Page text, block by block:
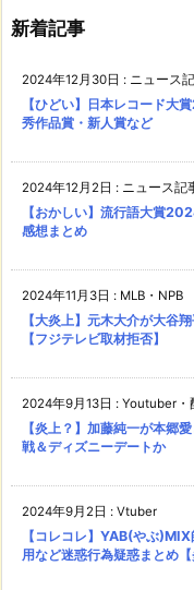
新着記事
2024年12月30日 : ニュース
【ひどい】日本レコード大
秀作品賞・新人賞など
2024年12月2日 : ニュース記
【おかしい】流行語大賞
感想まとめ
2024年11月3日 : MLB・NPB
【大炎上】元木大介が大谷
【フジテレビ取材拒否】
2024年9月13日 : Youtuber・
【炎上？】加藤純一が本郷
戦＆ディズニーデートか
2024年9月2日 : Vtuber
【コレコレ】YAB(やぶ
用など迷惑行為疑惑まとめ【